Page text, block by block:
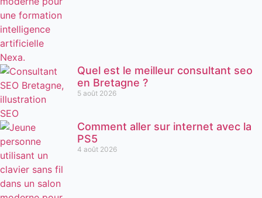
Quel est le meilleur consultant seo
en Bretagne ?
5 août 2026
Comment aller sur internet avec la
PS5
4 août 2026